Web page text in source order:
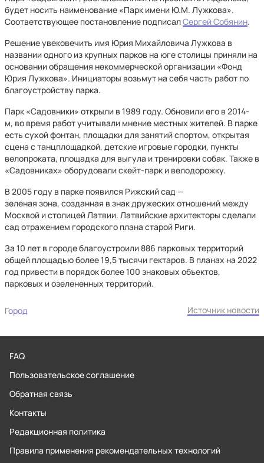
будет носить наименование «Парк имени Ю.М. Лужкова».
Соответствующее постановление подписалСергей Собянин.
Решение увековечить имя Юрия Михайловича Лужкова в
названии одного из крупных парков на юге столицы приняли на
основании обращения некоммерческой организации «Фонд
Юрия Лужкова». Инициаторы возьмут на себя часть работ по
благоустройству парка.
Парк «Садовники» открыли в 1989 году. Обновили его в 2014-
м, во время работ учитывали мнение местных жителей. В парке
есть сухой фонтан, площадки для занятий спортом, открытая
сцена с танцплощадкой, детские игровые городки, пункты
велопроката, площадка для выгула и тренировки собак. Также в
«Садовниках» оборудовали скейт-парк и велодорожку.
В 2005 году в парке появился Рижский сад —
зеленая зона, созданная в знак дружеских отношений между
Москвой и столицей Латвии. Латвийские архитекторы сделали
сад отражением городского плана старой Риги.
За 10 лет в городе благоустроили 886 парковых территорий
общей площадью более 19,5 тысячи гектаров. В планах на 2022
год привести в порядок более 100 знаковых объектов,
парковых и озелененных территорий.
Город Источник новости
FAQ
Пользовательское соглашение
Обратная связь
Контакты
Редакционная политика
Правила применения рекомендательных технологий